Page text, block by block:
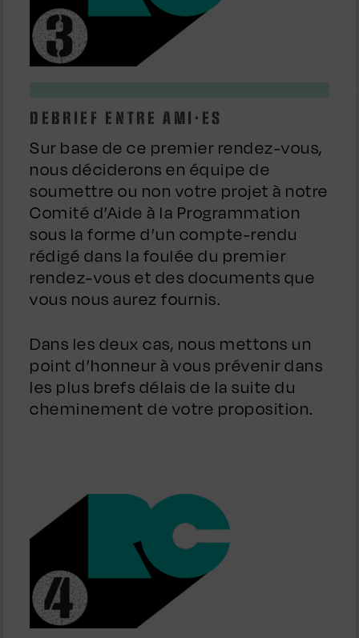
DEBRIEF ENTRE AMI·ES
Sur base de ce premier rendez-vous,
nous déciderons en équipe de
soumettre ou non votre projet à notre
Comité d’Aide à la Programmation
sous la forme d’un compte-rendu
rédigé dans la foulée du premier
rendez-vous et des documents que
vous nous aurez fournis.
Dans les deux cas, nous mettons un
point d’honneur à vous prévenir dans
les plus brefs délais de la suite du
cheminement de votre proposition.